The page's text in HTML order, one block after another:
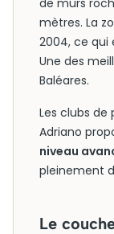
de murs
mètres. La
2004, ce qui
Une des
Baléares.
Les clubs de
Adriano
niveau
pleinement
Le